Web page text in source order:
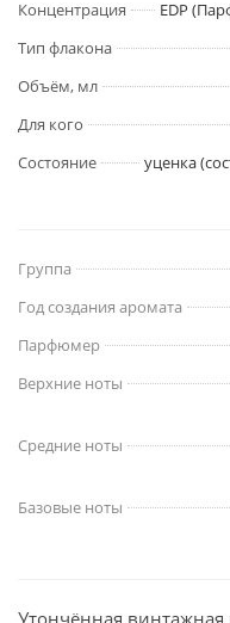
Концентрация
EDP
Тип флакона
Объём, мл
Для кого
Состояние
уценка
Группа
Год создания аромата
Парфюмер
Верхние ноты
Средние ноты
Базовые ноты